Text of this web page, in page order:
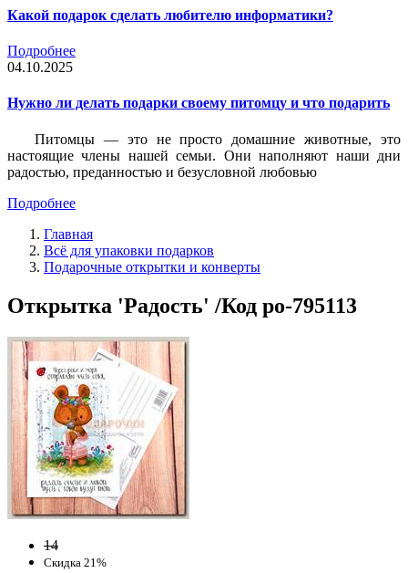
Какой подарок сделать любителю информатики?
Подробнее
04.10.2025
Нужно ли делать подарки своему питомцу и что подарить
Питомцы — это не просто домашние животные, это
настоящие члены нашей семьи. Они наполняют наши дни
радостью, преданностью и безусловной любовью
Подробнее
Главная
Всё для упаковки подарков
Подарочные открытки и конверты
Открытка 'Радость' /Код po-795113
14
Скидка 21%